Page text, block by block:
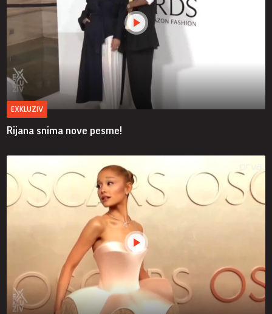
EXKLUZIV
Rijana snima nove pesme!